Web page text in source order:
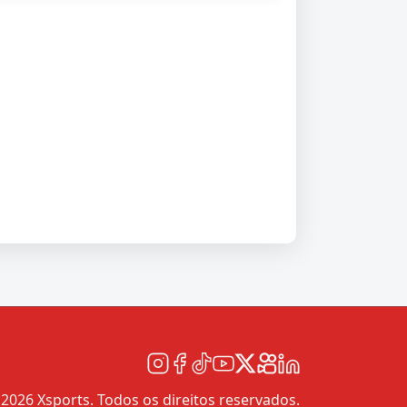
Xsports. Todos os direitos reservados.